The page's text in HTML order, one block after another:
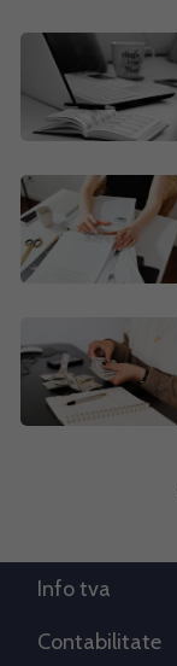
Info tva
Contabilitate